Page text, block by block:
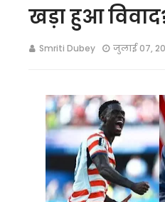
खड़ा हुआ
Smriti Dubey जुलाई 07,